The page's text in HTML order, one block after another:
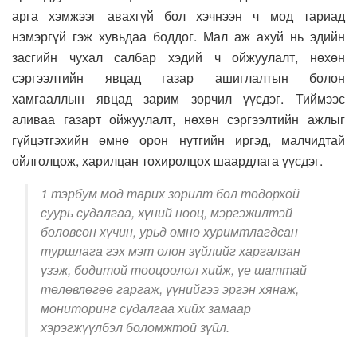
арга хэмжээг авахгүй бол хэчнээн ч мод тариад
нэмэргүй гэж хувьдаа боддог. Мал аж ахуй нь эдийн
засгийн чухал салбар хэдий ч ойжуулалт, нөхөн
сэргээлтийн явцад газар ашиглалтын болон
хамгааллын явцад зарим зөрчил үүсдэг. Тиймээс
аливаа газарт ойжуулалт, нөхөн сэргээлтийн ажлыг
гүйцэтгэхийн өмнө орон нутгийн иргэд, малчидтай
ойлголцож, харилцан тохиролцох шаардлага үүсдэг.
1 тэрбум мод тарих зорилт бол тодорхой
суурь судалгаа, хүний нөөц, мэргэжилтэй
боловсон хүчин, урьд өмнө хуримтлагдсан
туршлага гэх мэт олон зүйлийг харгалзан
үзэж, бодитой тооцоолол хийж, үе шаттай
төлөвлөгөө гаргаж, үүнийгээ эргэн хянаж,
мониторинг судалгаа хийх замаар
хэрэгжүүлбэл боломжтой зүйл.